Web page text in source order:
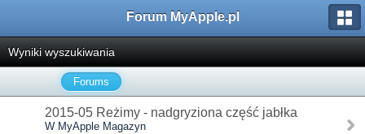
Forum MyApple.pl
Wyniki wyszukiwania
Forums
2015-05 Reżimy - nadgryziona część jabłka
W MyApple Magazyn